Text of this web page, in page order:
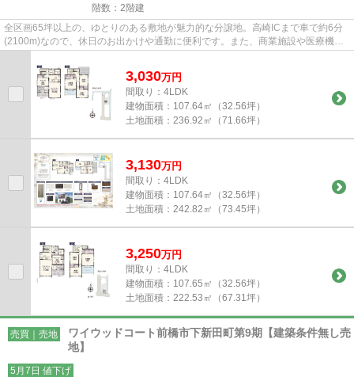
階数：2階建
全区画65坪以上の、ゆとりのある敷地が魅力的な分譲地。高崎ICまで車で約6分
(2100m)なので、休日のお出かけや通勤に便利です。また、商業施設や医療機関
が周辺に充実しており、暮らし...
3,030万円
間取り：4LDK
建物面積： 107.64㎡（32.56坪）
土地面積： 236.92㎡（71.66坪）
3,130万円
間取り：4LDK
建物面積： 107.64㎡（32.56坪）
土地面積： 242.82㎡（73.45坪）
3,250万円
間取り：4LDK
建物面積： 107.65㎡（32.56坪）
土地面積： 222.53㎡（67.31坪）
売買｜売地
ワイウッドコート前橋市下新田町第9期【建築条件無し売
地】
5月7日 値下げ